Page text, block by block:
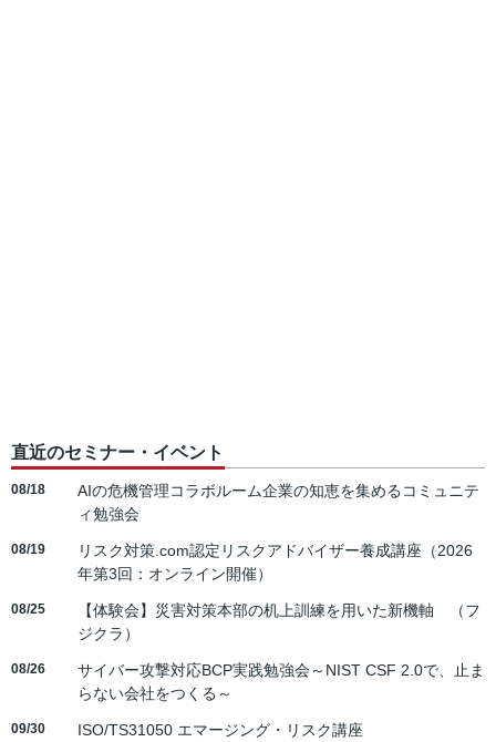
直近のセミナー・イベント
08/18
AIの危機管理コラボルーム企業の知恵を集めるコミュニテ
ィ勉強会
08/19
リスク対策.com認定リスクアドバイザー養成講座（2026
年第3回：オンライン開催）
08/25
【体験会】災害対策本部の机上訓練を用いた新機軸 （フ
ジクラ）
08/26
サイバー攻撃対応BCP実践勉強会～NIST CSF 2.0で、止ま
らない会社をつくる～
09/30 ISO/TS31050 エマージング・リスク講座